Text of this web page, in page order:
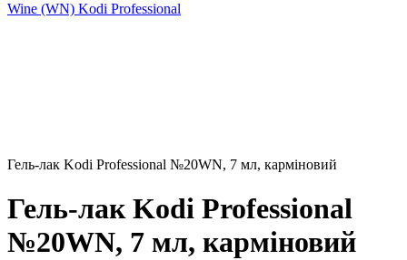
Wine (WN) Kodi Professional
Гель-лак Kodi Professional №20WN, 7 мл, карміновий
Гель-лак Kodi Professional
№20WN, 7 мл, карміновий